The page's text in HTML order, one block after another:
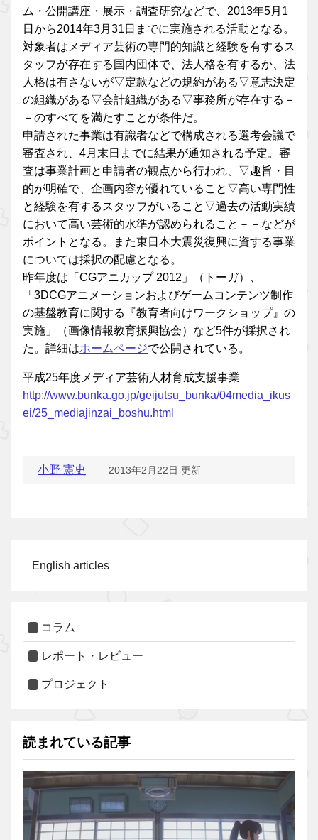
ム・公開講座・展示・調査研究などで、2013年5月1
日から2014年3月31日までに実施される活動となる。
対象者はメディア芸術の専門的知識と経験を有するス
タッフが存在する国内団体で、法人格を有するか、法
人格は有さないが▽定款などの規約がある▽意志決定
の組織がある▽会計組織がある▽事務所が存在する－
－のすべてを満たすことが条件だ。
申請された事業は有識者などで構成される選考会議で
審査され、4月末日までに結果が通知される予定。審
査は事業計画と申請者の観点から行われ、▽趣旨・目
的が明確で、企画内容が優れていること▽高い専門性
と経験を有するスタッフがいること▽過去の活動実績
において高い芸術的水準が認められること－－などが
ポイントとなる。また東日本大震災復興に資する事業
については採択の配慮となる。
昨年度は「CGアニカップ 2012」（トーガ）、
「3DCGアニメーションおよびゲームコンテンツ制作
の基盤教育に関する『教育者向けワークショップ』の
実施」（画像情報教育振興協会）など5件が採択され
た。詳細はホームページで公開されている。
平成25年度メディア芸術人材育成支援事業
http://www.bunka.go.jp/geijutsu_bunka/04media_ikus
ei/25_mediajinzai_boshu.html
小野 憲史 2013年2月22日 更新
English articles
コラム
レポート・レビュー
プロジェクト
読まれている記事